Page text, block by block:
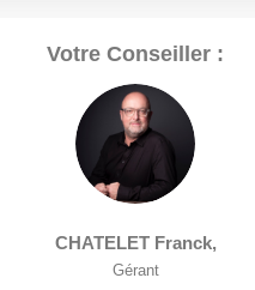
Votre Conseiller :
CHATELET Franck,
Gérant